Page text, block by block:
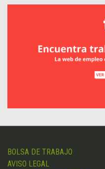
BOLSA DE TRABAJO
AVISO LEGAL